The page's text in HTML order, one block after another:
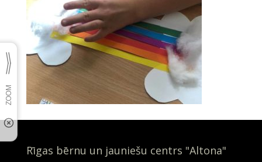
Rīgas bērnu un jauniešu centrs "Altona"